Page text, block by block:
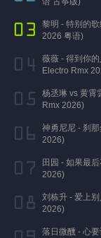
黎明 - 特别的
2026 粤语)
薇薇 - 得到你
Electro Rmx
杨丞琳 vs 黄霄
Rmx 2026)
神勇尼尼 - 刹
2026)
田园 - 如果最
2026)
刘栋升 - 爱上
2026)
落日微醺 - 心